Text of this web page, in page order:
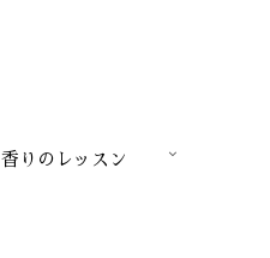
香りのレッスン